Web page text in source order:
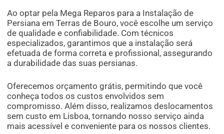
Ao optar pela Mega Reparos para a Instalação de
Persiana em Terras de Bouro, você escolhe um serviço
de qualidade e confiabilidade. Com técnicos
especializados, garantimos que a instalação será
efetuada de forma correta e profissional, assegurando
a durabilidade das suas persianas.
Oferecemos orçamento grátis, permitindo que você
conheça todos os custos envolvidos sem
compromisso. Além disso, realizamos deslocamentos
sem custo em Lisboa, tornando nosso serviço ainda
mais acessível e conveniente para os nossos clientes.